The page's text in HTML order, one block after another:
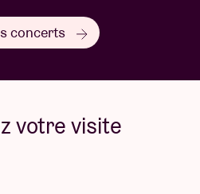
concerts
votre visite